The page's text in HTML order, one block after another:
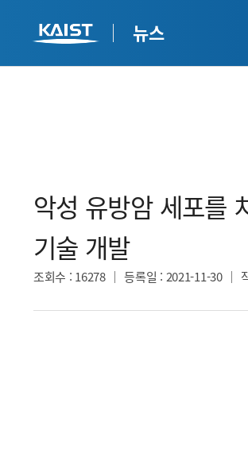
뉴스
악성 유방암 세포를
기술 개발​
조회수 : 16278 등록일 : 2021-11-30